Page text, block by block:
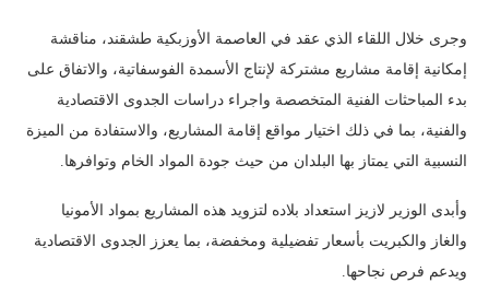
وجرى خلال اللقاء الذي عقد في العاصمة الأوزبكية طشقند، مناقشة
إمكانية إقامة مشاريع مشتركة لإنتاج الأسمدة الفوسفاتية، والاتفاق على
بدء المباحثات الفنية المتخصصة واجراء دراسات الجدوى الاقتصادية
والفنية، بما في ذلك اختيار مواقع إقامة المشاريع، والاستفادة من الميزة
النسبية التي يمتاز بها البلدان من حيث جودة المواد الخام وتوافرها.
وأبدى الوزير لازيز استعداد بلاده لتزويد هذه المشاريع بمواد الأمونيا
والغاز والكبريت بأسعار تفضيلية ومخفضة، بما يعزز الجدوى الاقتصادية
ويدعم فرص نجاحها.